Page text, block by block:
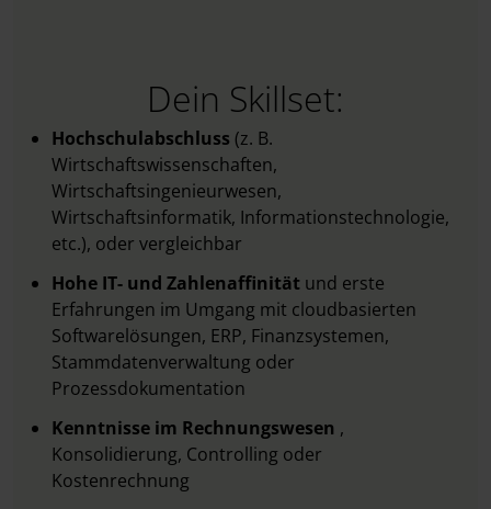
Dein Skillset:
Hochschulabschluss (z. B.
Wirtschaftswissenschaften,
Wirtschaftsingenieurwesen,
Wirtschaftsinformatik, Informationstechnologie,
etc.), oder vergleichbar
Hohe IT- und Zahlenaffinität und erste
Erfahrungen im Umgang mit cloudbasierten
Softwarelösungen, ERP, Finanzsystemen,
Stammdatenverwaltung oder
Prozessdokumentation
Kenntnisse im Rechnungswesen ,
Konsolidierung, Controlling oder
Kostenrechnung